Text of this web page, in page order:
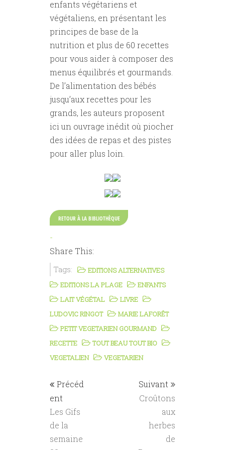
enfants végétariens et
végétaliens, en présentant les
principes de base de la
nutrition et plus de 60 recettes
pour vous aider à composer des
menus équilibrés et gourmands.
De lʼalimentation des bébés
jusquʼaux recettes pour les
grands, les auteurs proposent
ici un ouvrage inédit où piocher
des idées de repas et des pistes
pour aller plus loin.
RETOUR À LA BIBLIOTHÈQUE
-
Share This:
Tags:
EDITIONS ALTERNATIVES
EDITIONS LA PLAGE
ENFANTS
LAIT VÉGÉTAL
LIVRE
LUDOVIC RINGOT
MARIE LAFORÊT
PETIT VEGETARIEN GOURMAND
RECETTE
TOUT BEAU TOUT BIO
VEGETALIEN
VEGETARIEN
Précéd
ent
Les Gifs
de la
semaine
Suivant
Croûtons
aux
herbes
de